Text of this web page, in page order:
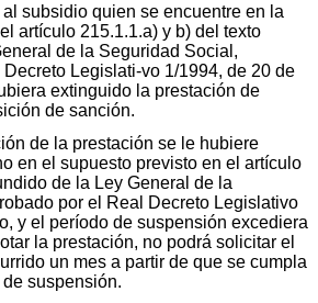
subsidio quien se encuentre en la
artículo 215.1.1.a) y b) del texto
de la Seguridad Social,
Legislati-vo 1/1994, de 20 de
extinguido la prestación de
de sanción.
de la prestación se le hubiere
en el supuesto previsto en el artículo
de la Ley General de la
por el Real Decreto Legislativo
y el período de suspensión excediera
la prestación, no podrá solicitar el
un mes a partir de que se cumpla
suspensión.